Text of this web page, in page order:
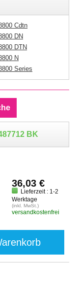
Cdtn
DN
DTN
N
Series
BK
36,03 €
Lieferzeit : 1-2
Werktage
(inkl. MwSt.)
versandkostenfrei